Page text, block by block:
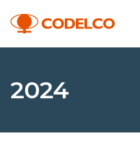
2024